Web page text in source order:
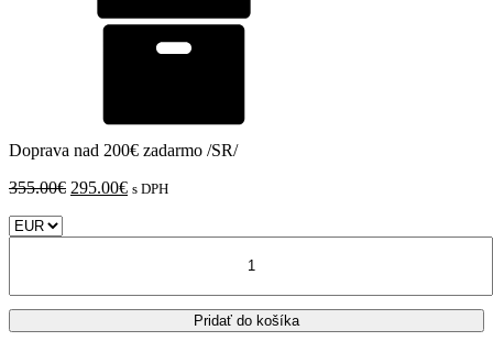
Doprava nad 200€ zadarmo /SR/
355.00€ Pôvodná
295.00€Aktuálna
s DPH
Pridať do košíka